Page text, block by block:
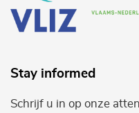
Stay informed
Schrijf u in op onze